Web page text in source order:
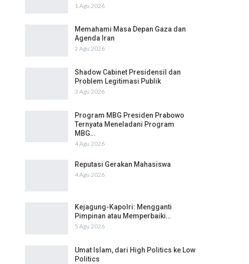
1 Agu 2026
Memahami Masa Depan Gaza dan
Agenda Iran
2 Agu 2026
Shadow Cabinet Presidensil dan
Problem Legitimasi Publik
3 Agu 2026
Program MBG Presiden Prabowo
Ternyata Meneladani Program
MBG…
4 Agu 2026
Reputasi Gerakan Mahasiswa
4 Agu 2026
Kejagung-Kapolri: Mengganti
Pimpinan atau Memperbaiki…
5 Agu 2026
Umat Islam, dari High Politics ke Low
Politics